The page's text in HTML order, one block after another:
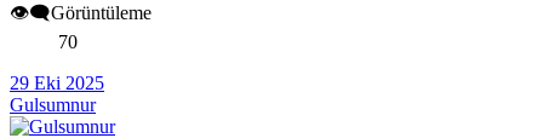
👁️‍🗨️Görüntüleme
70
29 Eki 2025
Gulsumnur